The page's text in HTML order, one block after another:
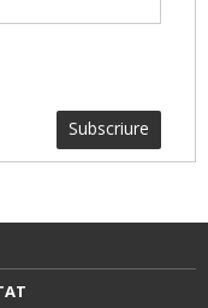
Subscriure